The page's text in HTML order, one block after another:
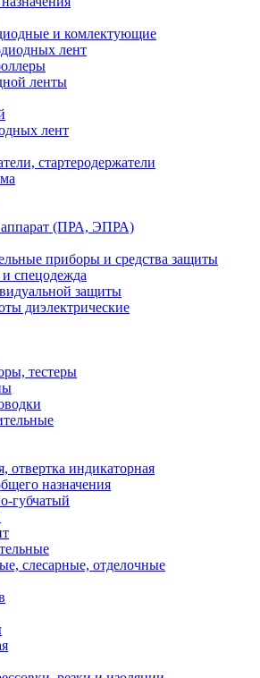
и комлектующие
лент
ленты
лент
стартеродержатели
(ПРА, ЭПРА)
приборы и средства защиты
спецодежда
защиты
диэлектрические
тестеры
отвертка индикаторная
назначения
губчатый
слесарные, отделочные